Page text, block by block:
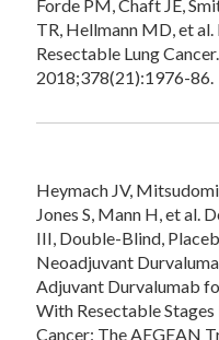
Forde PM, Chaft JE,
TR, Hellmann MD, et
Resectable Lung
2018;378(21):1976-86.
Heymach JV,
Jones S, Mann H, et al.
III, Double-Blind,
Neoadjuvant
Adjuvant Durvalumab
With Resectable
Cancer: The AEGEAN